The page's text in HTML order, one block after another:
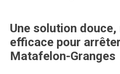
Une solution
efficace pour
Matafelon-Granges